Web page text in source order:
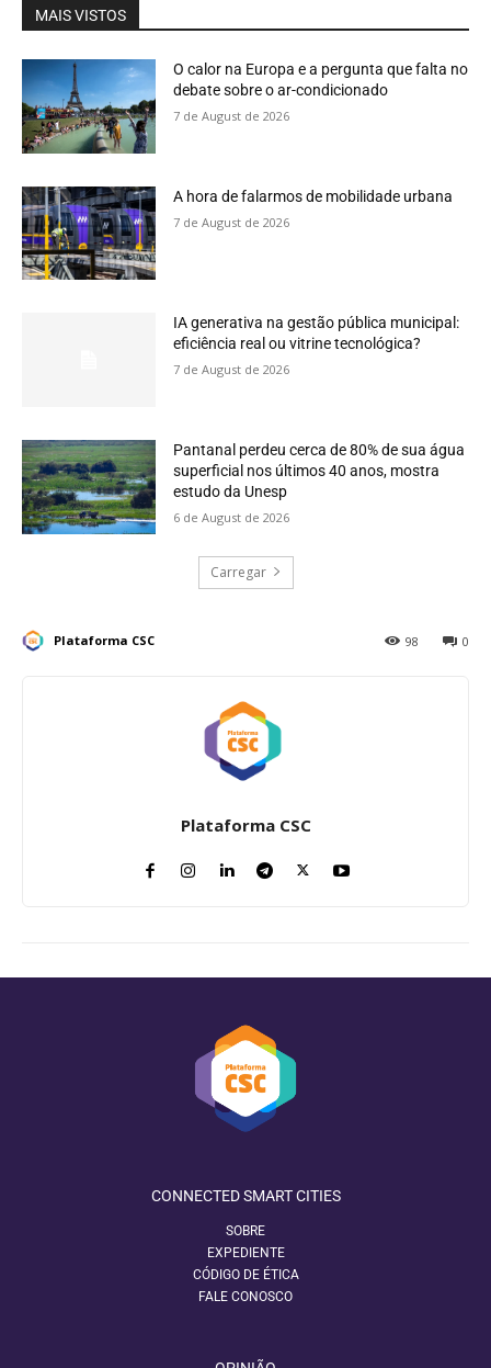
MAIS VISTOS
O calor na Europa e a pergunta que falta no
debate sobre o ar-condicionado
7 de August de 2026
A hora de falarmos de mobilidade urbana
7 de August de 2026
IA generativa na gestão pública municipal:
eficiência real ou vitrine tecnológica?
7 de August de 2026
Pantanal perdeu cerca de 80% de sua água
superficial nos últimos 40 anos, mostra
estudo da Unesp
6 de August de 2026
Carregar
Plataforma CSC 0
98
Plataforma CSC
CONNECTED SMART CITIES
SOBRE
EXPEDIENTE
CÓDIGO DE ÉTICA
FALE CONOSCO